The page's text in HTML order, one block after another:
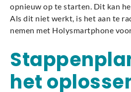
opnieuw op te starten. Dit kan
Als dit niet werkt, is het aan te
nemen met Holysmartphone
het